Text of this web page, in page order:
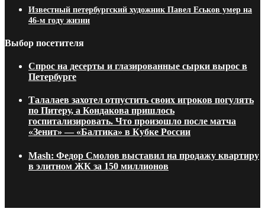
Известный петербургский художник Павел Еськов умер на
46-м году жизни
Выбор посетителя
Спрос на десерты и глазированные сырки вырос в
Петербурге
Талалаев захотел отпустить своих игроков погулять
по Питеру, а Кондакова пришлось
госпитализировать. Что произошло после матча
«Зенит» — «Балтика» в Кубке России
Mash: Федор Смолов выставил на продажу квартиру
в элитном ЖК за 150 миллионов